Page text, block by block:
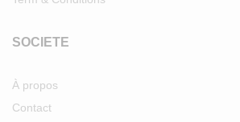
SOCIETE
À propos
Contact